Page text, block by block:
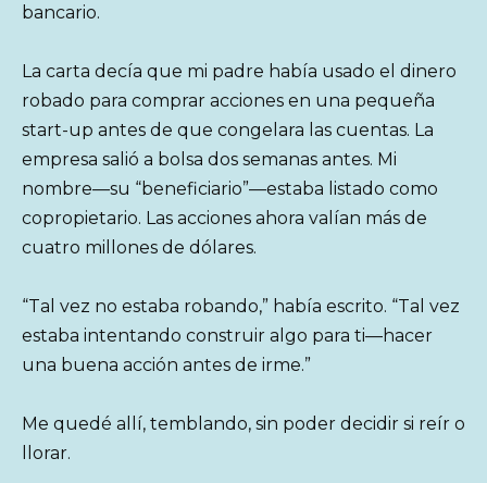
bancario.
La carta decía que mi padre había usado el dinero
robado para comprar acciones en una pequeña
start-up antes de que congelara las cuentas. La
empresa salió a bolsa dos semanas antes. Mi
nombre—su “beneficiario”—estaba listado como
copropietario. Las acciones ahora valían más de
cuatro millones de dólares.
“Tal vez no estaba robando,” había escrito. “Tal vez
estaba intentando construir algo para ti—hacer
una buena acción antes de irme.”
Me quedé allí, temblando, sin poder decidir si reír o
llorar.